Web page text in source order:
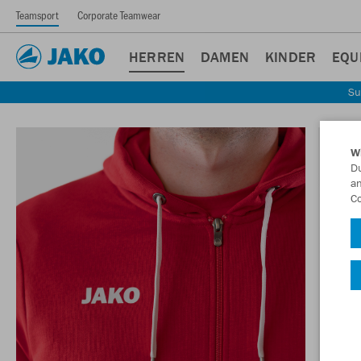
Teamsport Corporate Teamwear
HERREN DAMEN KINDER